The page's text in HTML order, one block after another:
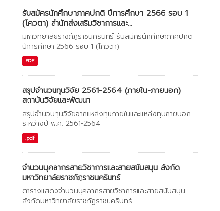
รับสมัครนักศึกษาภาคปกติ ปีการศึกษา 2566 รอบ 1
(โควตา) สำนักส่งเสริมวิชาการและ...
มหาวิทยาลัยราชภัฏราชนครินทร์ รับสมัครนักศึกษาภาคปกติ
ปีการศึกษา 2566 รอบ 1 (โควตา)
PDF
สรุปจำนวนทุนวิจัย 2561-2564 (ภายใน-ภายนอก)
สถาบันวิจัยและพัฒนา
สรุปจำนวนทุนวิจัยจากแหล่งทุนภายในและแหล่งทุนภายนอก
ระหว่างปี พ.ศ. 2561-2564
.pdf
จำนวนบุคลากรสายวิชาการและสายสนับสนุน สังกัด
มหาวิทยาลัยราชภัฏราชนครินทร์
ตารางแสดงจำนวนบุคลากรสายวิชาการและสายสนับสนุน
สังกัดมหาวิทยาลัยราชภัฏราชนครินทร์